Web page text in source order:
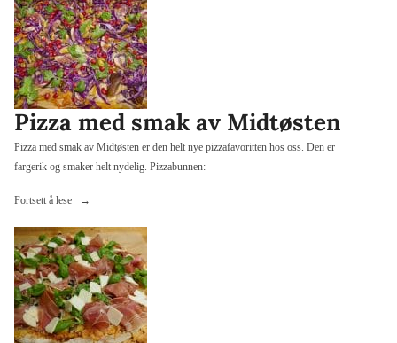
og
ananas»
Pizza med smak av Midtøsten
Pizza med smak av Midtøsten er den helt nye pizzafavoritten hos oss. Den er
fargerik og smaker helt nydelig. Pizzabunnen:
Fortsett å lese
«Pizza
smak
av
Midtøsten»